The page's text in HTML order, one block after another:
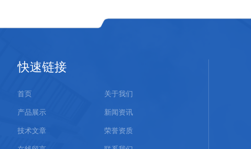
快速链接
首页 关于我们
产品展示 新闻资讯
技术文章 荣誉资质